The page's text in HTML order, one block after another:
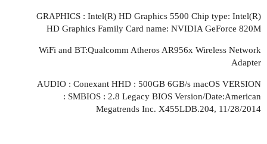
GRAPHICS : Intel(R) HD Graphics 5500 Chip type: Intel(R)
HD Graphics Family Card name: NVIDIA GeForce 820M
WiFi and BT:Qualcomm Atheros AR956x Wireless Network
Adapter
AUDIO : Conexant HHD : 500GB 6GB/s macOS VERSION
: SMBIOS : 2.8 Legacy BIOS Version/Date:American
Megatrends Inc. X455LDB.204, 11/28/2014